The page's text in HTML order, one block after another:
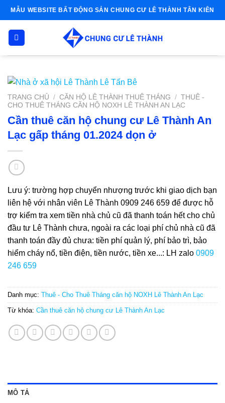
Skip
to
content
MẪU WEBSITE BẤT ĐỘNG SẢN CHUNG CƯ LÊ THÀNH TÂN KIÊN
TRANG CHỦ / CĂN HỘ LÊ THÀNH THUÊ THÁNG / THUÊ -
CHO THUÊ THÁNG CĂN HỘ NOXH LÊ THÀNH AN LẠC
Cần thuê căn hộ chung cư Lê Thành An
Lạc gấp tháng 01.2024 dọn ở
Lưu ý: trường hợp chuyển nhượng trước khi giao dịch bạn
liên hệ với nhân viên Lê Thành 0909 246 659 để được hỗ
trợ kiểm tra xem tiền nhà chủ cũ đã thanh toán hết cho chủ
đầu tư Lê Thành chưa, ngoài ra các loại phí chủ nhà cũ đã
thanh toán đầy đủ chưa: tiền phí quản lý, phí bảo trì, bảo
hiểm cháy nổ, tiền điện, tiền nước, tiền xe...: LH zalo 0909
246 659
Danh mục: Thuê - Cho Thuê Tháng căn hộ NOXH Lê Thành An Lạc
Từ khóa: Cần thuê căn hộ chung cư Lê Thành An Lạc
MÔ TẢ